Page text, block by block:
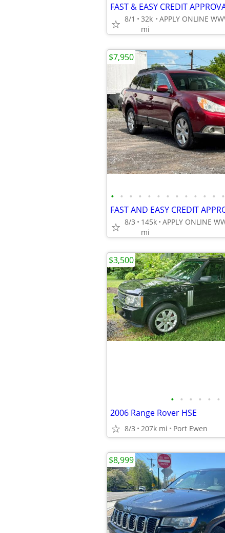
8/1
32k
mi
• • • • • • • • • • • • •
8/3
145k
mi
$7,950
• • • • • •
2006 Range Rover HSE
8/3 207k mi Port Ewen
$3,500
$8,999